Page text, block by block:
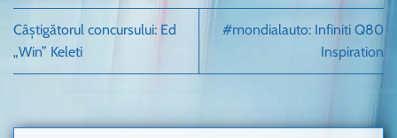
Câștigătorul concursului: Ed
„Win” Keleti
#mondialauto: Infiniti Q80
Inspiration